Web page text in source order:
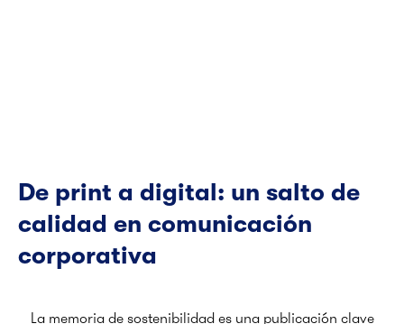
De print a digital: un salto de
calidad en comunicación
corporativa
La memoria de sostenibilidad es una publicación clave